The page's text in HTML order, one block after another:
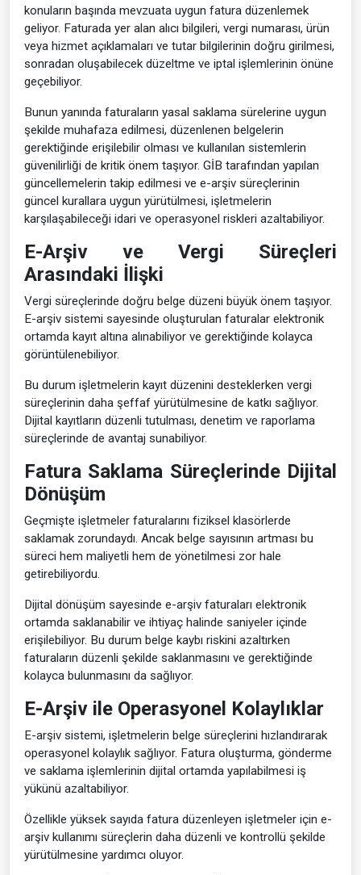
konuların başında mevzuata uygun fatura düzenlemek
geliyor. Faturada yer alan alıcı bilgileri, vergi numarası, ürün
veya hizmet açıklamaları ve tutar bilgilerinin doğru girilmesi,
sonradan oluşabilecek düzeltme ve iptal işlemlerinin önüne
geçebiliyor.
Bunun yanında faturaların yasal saklama sürelerine uygun
şekilde muhafaza edilmesi, düzenlenen belgelerin
gerektiğinde erişilebilir olması ve kullanılan sistemlerin
güvenilirliği de kritik önem taşıyor. GİB tarafından yapılan
güncellemelerin takip edilmesi ve e-arşiv süreçlerinin
güncel kurallara uygun yürütülmesi, işletmelerin
karşılaşabileceği idari ve operasyonel riskleri azaltabiliyor.
E-Arşiv ve Vergi Süreçleri
Arasındaki İlişki
Vergi süreçlerinde doğru belge düzeni büyük önem taşıyor.
E-arşiv sistemi sayesinde oluşturulan faturalar elektronik
ortamda kayıt altına alınabiliyor ve gerektiğinde kolayca
görüntülenebiliyor.
Bu durum işletmelerin kayıt düzenini desteklerken vergi
süreçlerinin daha şeffaf yürütülmesine de katkı sağlıyor.
Dijital kayıtların düzenli tutulması, denetim ve raporlama
süreçlerinde de avantaj sunabiliyor.
Fatura Saklama Süreçlerinde Dijital
Dönüşüm
Geçmişte işletmeler faturalarını fiziksel klasörlerde
saklamak zorundaydı. Ancak belge sayısının artması bu
süreci hem maliyetli hem de yönetilmesi zor hale
getirebiliyordu.
Dijital dönüşüm sayesinde e-arşiv faturaları elektronik
ortamda saklanabilir ve ihtiyaç halinde saniyeler içinde
erişilebiliyor. Bu durum belge kaybı riskini azaltırken
faturaların düzenli şekilde saklanmasını ve gerektiğinde
kolayca bulunmasını da sağlıyor.
E-Arşiv ile Operasyonel Kolaylıklar
E-arşiv sistemi, işletmelerin belge süreçlerini hızlandırarak
operasyonel kolaylık sağlıyor. Fatura oluşturma, gönderme
ve saklama işlemlerinin dijital ortamda yapılabilmesi iş
yükünü azaltabiliyor.
Özellikle yüksek sayıda fatura düzenleyen işletmeler için e-
arşiv kullanımı süreçlerin daha düzenli ve kontrollü şekilde
yürütülmesine yardımcı oluyor.